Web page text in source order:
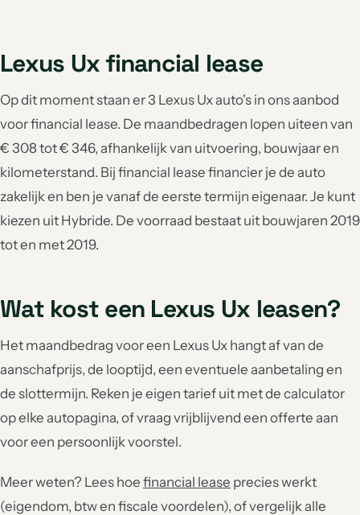
Lexus Ux financial lease
Op dit moment staan er 3 Lexus Ux auto's in ons aanbod
voor financial lease. De maandbedragen lopen uiteen van
€ 308 tot € 346, afhankelijk van uitvoering, bouwjaar en
kilometerstand. Bij financial lease financier je de auto
zakelijk en ben je vanaf de eerste termijn eigenaar. Je kunt
kiezen uit Hybride. De voorraad bestaat uit bouwjaren 2019
tot en met 2019.
Wat kost een Lexus Ux leasen?
Het maandbedrag voor een Lexus Ux hangt af van de
aanschafprijs, de looptijd, een eventuele aanbetaling en
de slottermijn. Reken je eigen tarief uit met de calculator
op elke autopagina, of vraag vrijblijvend een offerte aan
voor een persoonlijk voorstel.
Meer weten? Lees hoe financial lease precies werkt
(eigendom, btw en fiscale voordelen), of vergelijk alle